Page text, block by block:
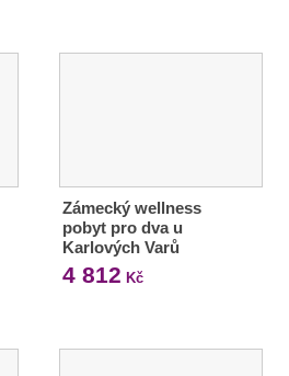
Zámecký wellness
pobyt pro dva u
Karlových Varů
4 812 Kč